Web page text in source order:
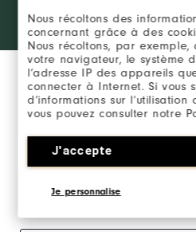
Nous récoltons des
concernant grâce à des
Nous récoltons, par exemple,
votre navigateur, le système
l’adresse IP des appareils
connecter à Internet. Si vous
d’informations sur
vous pouvez consulter notre
J'accepte
Je personnalise
products?
Learn
Inscrivez-vous à notre
recevez en exclusivité